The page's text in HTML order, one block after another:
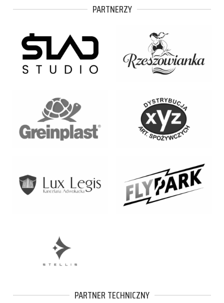
PARTNERZY
PARTNER TECHNICZNY